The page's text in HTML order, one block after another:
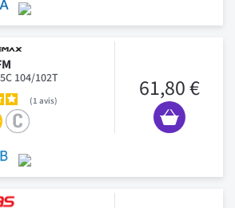
104/102T
1 avis 61,80 €